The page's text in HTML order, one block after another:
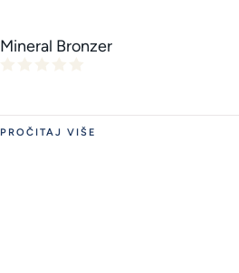
Mineral Bronzer
PROČITAJ VIŠE